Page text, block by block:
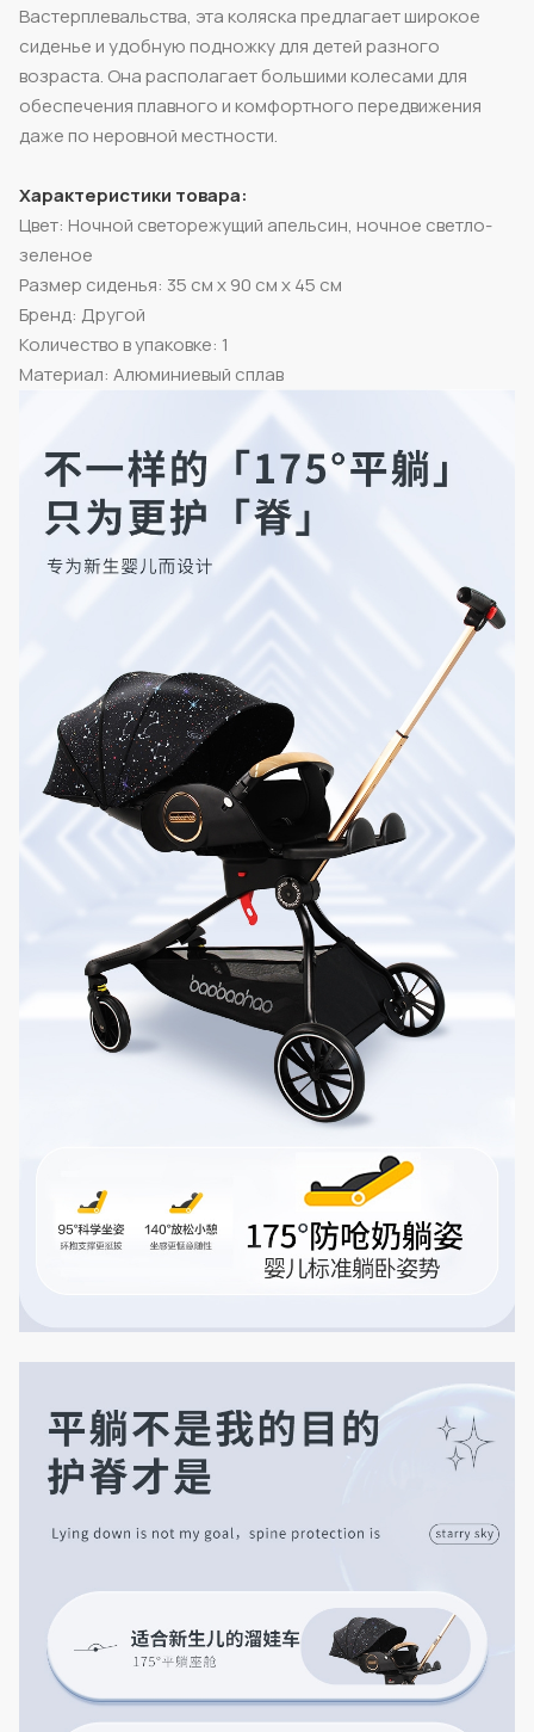
Вастерплевальства, эта коляска предлагает широкое
сиденье и удобную подножку для детей разного
возраста. Она располагает большими колесами для
обеспечения плавного и комфортного передвижения
даже по неровной местности.
Характеристики товара:
Цвет: Ночной светорежущий апельсин, ночное светло-
зеленое
Размер сиденья: 35 см х 90 см x 45 см
Бренд: Другой
Количество в упаковке: 1
Материал: Алюминиевый сплав